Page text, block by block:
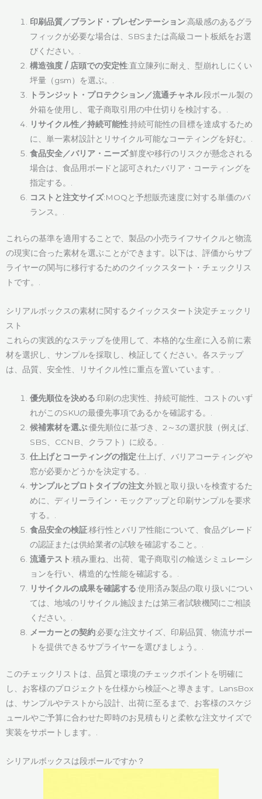
印刷品質／ブランド・プレゼンテーション:高級感のあるグラ
フィックが必要な場合は、SBSまたは高級コート板紙をお選
びください。.
構造強度 / 店頭での安定性:直立陳列に耐え、型崩れしにくい
坪量（gsm）を選ぶ。.
トランジット・プロテクション／流通チャネル:段ボール製の
外箱を使用し、電子商取引用の中仕切りを検討する。.
リサイクル性／持続可能性:持続可能性の目標を達成するため
に、単一素材設計とリサイクル可能なコーティングを好む。.
食品安全／バリア・ニーズ:鮮度や移行のリスクが懸念される
場合は、食品用ボードと認可されたバリア・コーティングを
指定する。.
コストと注文サイズ:MOQと予想販売速度に対する単価のバ
ランス。.
これらの基準を適用することで、製品の小売ライフサイクルと物流
の現実に合った素材を選ぶことができます。以下は、評価からサプ
ライヤーの関与に移行するためのクイックスタート・チェックリス
トです。.
シリアルボックスの素材に関するクイックスタート決定チェックリ
スト
これらの実践的なステップを使用して、本格的な生産に入る前に素
材を選択し、サンプルを採取し、検証してください。各ステップ
は、品質、安全性、リサイクル性に重点を置いています。.
優先順位を決める:印刷の忠実性、持続可能性、コストのいず
れがこのSKUの最優先事項であるかを確認する。.
候補素材を選ぶ:優先順位に基づき、2～3の選択肢（例えば、
SBS、CCNB、クラフト）に絞る。.
仕上げとコーティングの指定:仕上げ、バリアコーティングや
窓が必要かどうかを決定する。.
サンプルとプロトタイプの注文:外観と取り扱いを検査するた
めに、ディリーライン・モックアップと印刷サンプルを要求
する。.
食品安全の検証:移行性とバリア性能について、食品グレード
の認証または供給業者の試験を確認すること。.
流通テスト :積み重ね、出荷、電子商取引の輸送シミュレーシ
ョンを行い、構造的な性能を確認する。.
リサイクルの成果を確認する:使用済み製品の取り扱いについ
ては、地域のリサイクル施設または第三者試験機関にご相談
ください。.
メーカーとの契約:必要な注文サイズ、印刷品質、物流サポー
トを提供できるサプライヤーを選びましょう。.
このチェックリストは、品質と環境のチェックポイントを明確に
し、お客様のプロジェクトを仕様から検証へと導きます。LansBox
は、サンプルやテストから設計、出荷に至るまで、お客様のスケジ
ュールやご予算に合わせた即時のお見積もりと柔軟な注文サイズで
実装をサポートします。.
シリアルボックスは段ボールですか？